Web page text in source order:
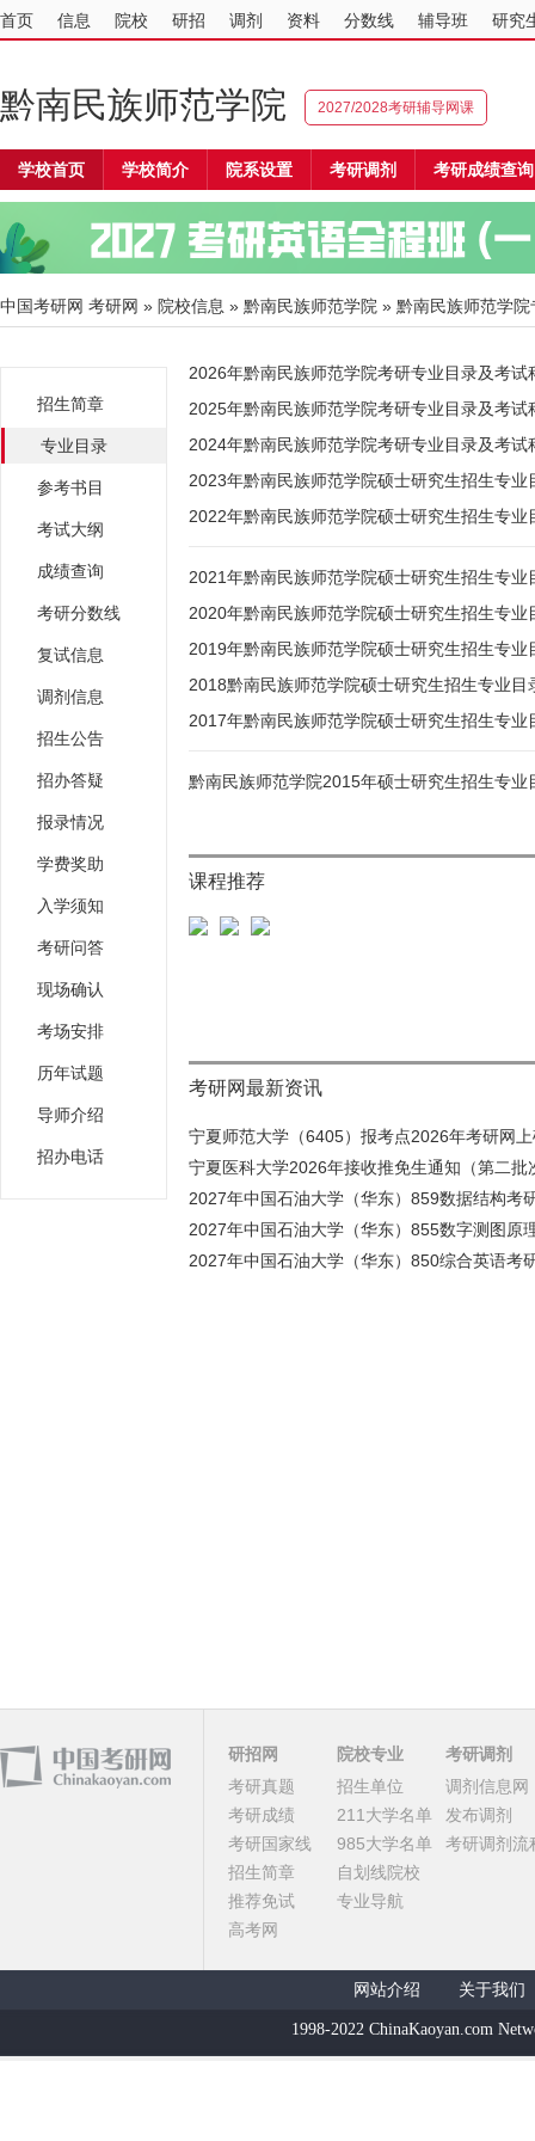
首页 信息 院校 研招 调剂 资料 分数线 辅导班 研究
黔南民族师范学院 2027/2028考研辅导网课
学校首页 学校简介 院系设置 考研调剂 考研成绩查询
中国考研网 考研网 » 院校信息 » 黔南民族师范学院 » 黔南民族师范学院
招生简章
专业目录
参考书目
考试大纲
成绩查询
考研分数线
复试信息
调剂信息
招生公告
招办答疑
报录情况
学费奖助
入学须知
考研问答
现场确认
考场安排
历年试题
导师介绍
招办电话
2026年黔南民族师范学院考研专业目录及考试
2025年黔南民族师范学院考研专业目录及考试
2024年黔南民族师范学院考研专业目录及考试
2023年黔南民族师范学院硕士研究生招生专业
2022年黔南民族师范学院硕士研究生招生专业
2021年黔南民族师范学院硕士研究生招生专业
2020年黔南民族师范学院硕士研究生招生专业
2019年黔南民族师范学院硕士研究生招生专业
2018黔南民族师范学院硕士研究生招生专业目
2017年黔南民族师范学院硕士研究生招生专业
黔南民族师范学院2015年硕士研究生招生专业
课程推荐
考研网最新资讯
宁夏师范大学（6405）报考点2026年考研网
宁夏医科大学2026年接收推免生通知（第二批
2027年中国石油大学（华东）859数据结构考
2027年中国石油大学（华东）855数字测图原
2027年中国石油大学（华东）850综合英语考
研招网
考研真题
考研成绩
考研国家线
招生简章
推荐免试
高考网
院校专业
招生单位
211大学名单
985大学名单
自划线院校
专业导航
考研调剂
调剂信息网
发布调剂
考研调剂流
网站介绍 关于我们
1998-2022 ChinaKaoyan.com